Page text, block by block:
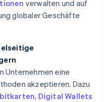
verwalten und auf
globaler Geschäfte
Unternehmen eine
akzeptieren. Dazu
, Digital Wallets